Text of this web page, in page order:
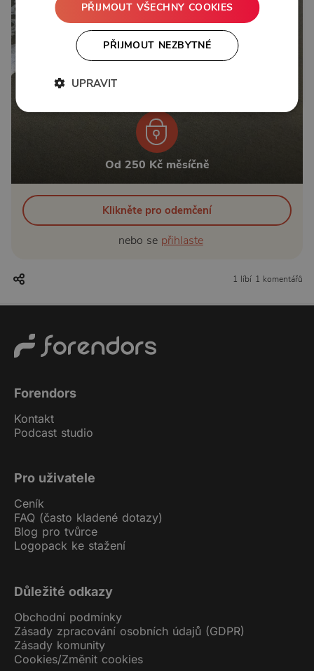
Od 250 Kč měsíčně
Klikněte pro odemčení
nebo se přihlaste
1 líbí 1 komentářů
Forendors
Kontakt
Podcast studio
Pro uživatele
Ceník
FAQ (často kladené dotazy)
Blog pro tvůrce
Logopack ke stažení
Důležité odkazy
Obchodní podmínky
Zásady zpracování osobních údajů (GDPR)
Zásady komunity
Cookies/Změnit cookies
PŘIJMOUT VŠECHNY COOKIES
PŘIJMOUT NEZBYTNÉ
UPRAVIT